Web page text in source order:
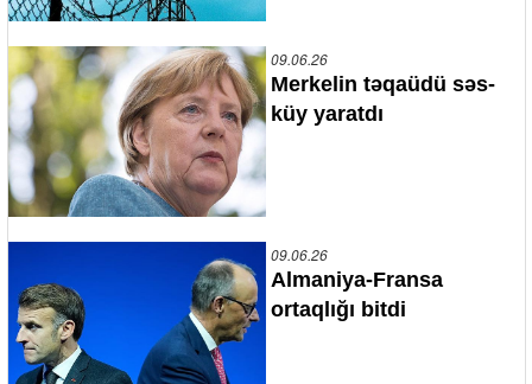
09.06.26
Merkelin təqaüdü səs-
küy yaratdı
09.06.26
Almaniya-Fransa
ortaqlığı bitdi